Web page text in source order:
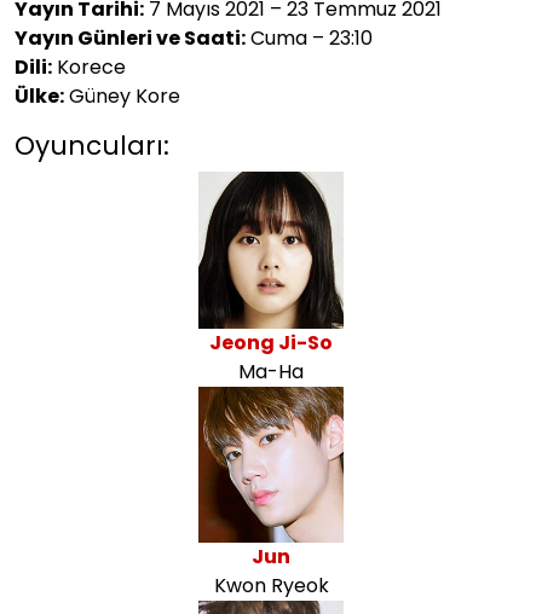
Yayın Tarihi: 7 Mayıs 2021 – 23 Temmuz 2021
Yayın Günleri ve Saati:Cuma – 23:10
Dili: Korece
Ülke:Güney Kore
Oyuncuları:
Jeong Ji-So
Ma-Ha
Jun
Kwon Ryeok